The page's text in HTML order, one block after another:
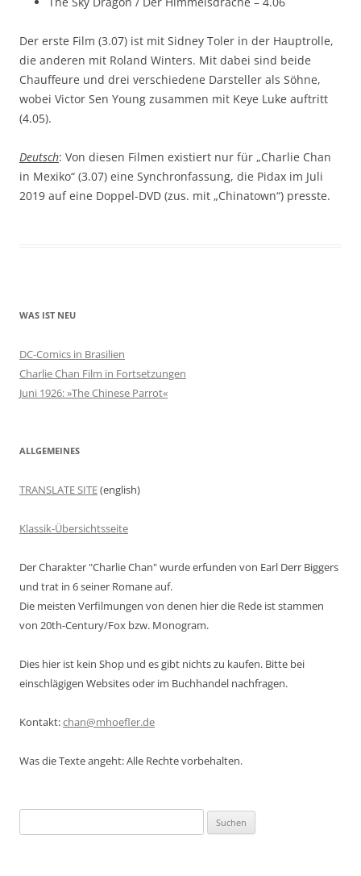
Der erste Film (3.07) ist mit Sidney Toler in der Hauptrolle,
die anderen mit Roland Winters. Mit dabei sind beide
Chauffeure und drei verschiedene Darsteller als Söhne,
wobei Victor Sen Young zusammen mit Keye Luke auftritt
(4.05).
Deutsch: Von diesen Filmen existiert nur für „Charlie Chan
in Mexiko“ (3.07) eine Synchronfassung, die Pidax im Juli
2019 auf eine Doppel-DVD (zus. mit „Chinatown“) presste.
WAS IST NEU
DC-Comics in Brasilien
Charlie Chan Film in Fortsetzungen
Juni 1926: »The Chinese Parrot«
ALLGEMEINES
TRANSLATE SITE(english)
Klassik-Übersichtsseite
Der Charakter "Charlie Chan" wurde erfunden von Earl Derr Biggers
und trat in 6 seiner Romane auf.
Die meisten Verfilmungen von denen hier die Rede ist stammen
von 20th-Century/Fox bzw. Monogram.
Dies hier ist kein Shop und es gibt nichts zu kaufen. Bitte bei
einschlägigen Websites oder im Buchhandel nachfragen.
Kontakt:chan@mhoefler.de
Was die Texte angeht: Alle Rechte vorbehalten.
nach: